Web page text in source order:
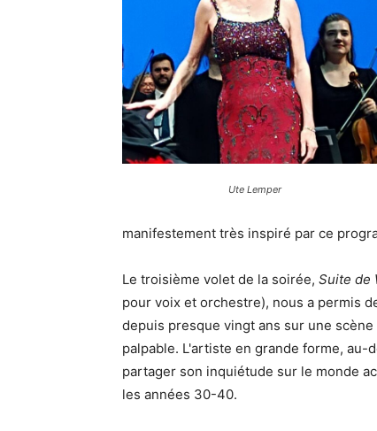
Ute Lemper
manifestement très inspiré par ce
Le troisième volet de la soirée, Suite de
pour voix et orchestre), nous a permis
depuis presque vingt ans sur une
palpable. L'artiste en grande forme,
partager son inquiétude sur le monde
les années 30-40.